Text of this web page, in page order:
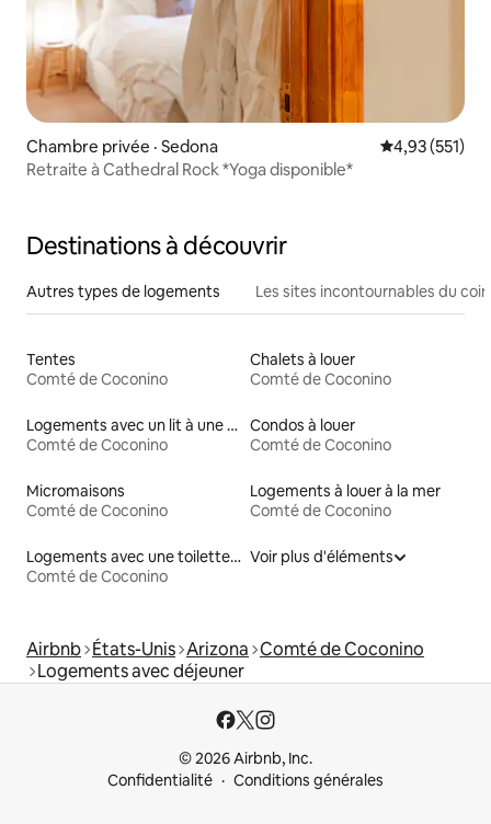
Chambre privée · Sedona Note
4,93 (551)
Retraite à Cathedral Rock *Yoga disponible*
Destinations à découvrir
Autres types de logements Les sites incontournables du coin
Tentes
Comté de Coconino
Chalets à louer
Comté de Coconino
Logements avec un lit à une hauteur accessible
Comté de Coconino
Condos à louer
Comté de Coconino
Micromaisons
Comté de Coconino
Logements à louer à la mer
Comté de Coconino
Logements avec une toilette à une hauteur accessible
Comté de Coconino
Voir plus d'éléments
Airbnb États-Unis Arizona Comté de Coconino
Logements avec déjeuner
© 2026 Airbnb, Inc.
Confidentialité
Conditions générales